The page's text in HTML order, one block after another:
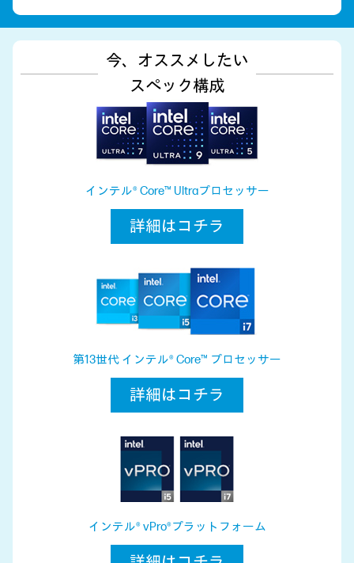
今、オススメしたい
スペック構成
インテル® Core™ Ultraプロセッサー
詳細はコチラ
第13世代 インテル® Core™ プロセッサー
詳細はコチラ
インテル® vPro®プラットフォーム